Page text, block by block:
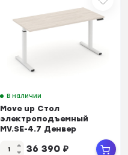
В наличии
Move up Стол
электроподъемный
MV.SE-4.7 Денвер
Светлый/Металл Белый
1580*720*...
36 390 ₽